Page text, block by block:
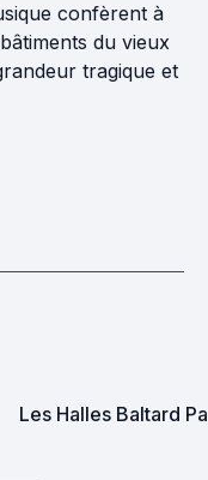
confèrent à
du vieux
tragique et
Les Halles Baltard